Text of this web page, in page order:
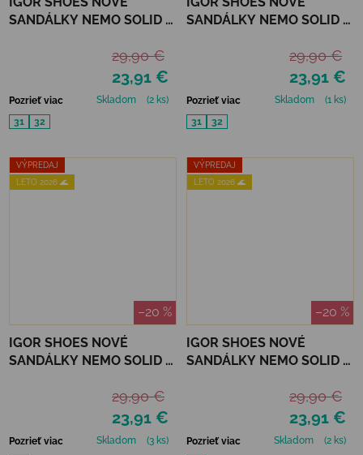
SANDÁLKY NEMO SOLID -
23,91 €
29,90 €
Pozrieť viac Skladom
(2 ks)
31
32
SANDÁLKY NEMO SOLID -
23,91 €
29,90 €
Pozrieť viac Skladom
(1 ks)
31
32
VÝPREDAJ
LETO 2026 🌊
–20 %
IGOR SHOES NOVÉ
SANDÁLKY NEMO SOLID -
23,91 €
29,90 €
Pozrieť viac Skladom
(3 ks)
VÝPREDAJ
LETO 2026 🌊
–20 %
IGOR SHOES NOVÉ
SANDÁLKY NEMO SOLID -
23,91 €
29,90 €
Pozrieť viac Skladom
(2 ks)